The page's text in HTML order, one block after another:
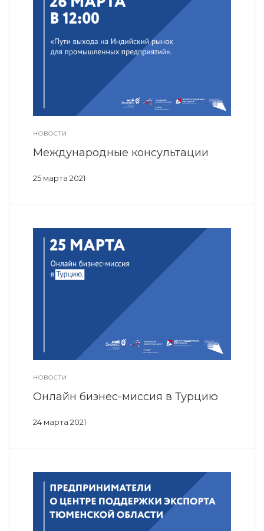
НОВОСТИ
Международные консультации
25 марта 2021
НОВОСТИ
Онлайн бизнес-миссия в Турцию
24 марта 2021